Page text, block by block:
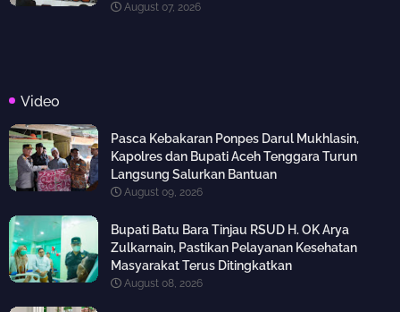
August 07, 2026
Video
Pasca Kebakaran Ponpes Darul Mukhlasin,
Kapolres dan Bupati Aceh Tenggara Turun
Langsung Salurkan Bantuan
August 09, 2026
Bupati Batu Bara Tinjau RSUD H. OK Arya
Zulkarnain, Pastikan Pelayanan Kesehatan
Masyarakat Terus Ditingkatkan
August 08, 2026